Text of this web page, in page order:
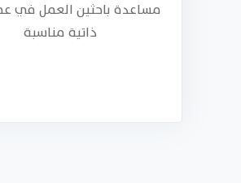
مساعدة باحثين العمل في
ذاتية مناسبة‎ ‎